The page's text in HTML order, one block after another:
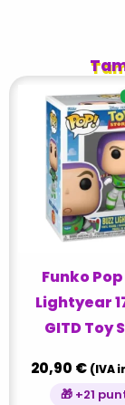
Funko
Lightyear
GITD Toy
20,90 € (IVA
🎁 +21